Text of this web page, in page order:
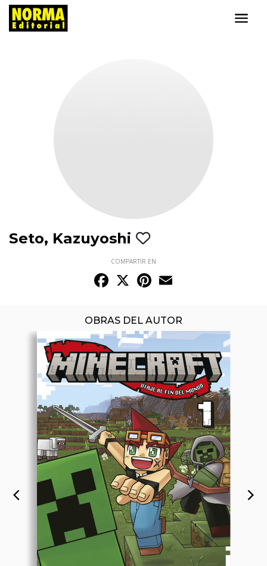
Seto, Kazuyoshi
COMPARTIR EN
Facebook
X Pinterest
OBRAS DEL AUTOR